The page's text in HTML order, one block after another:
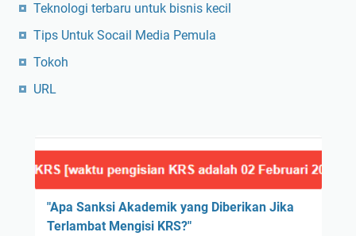
Teknologi terbaru untuk bisnis kecil
Tips Untuk Socail Media Pemula
Tokoh
URL
"Apa Sanksi Akademik yang Diberikan Jika
Terlambat Mengisi KRS?"